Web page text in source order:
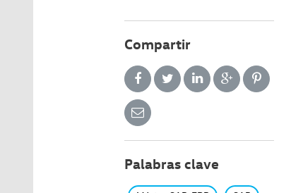
Compartir
Palabras clave